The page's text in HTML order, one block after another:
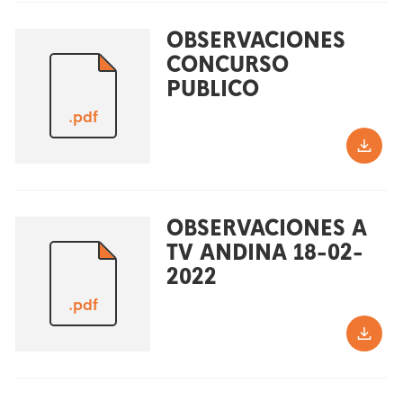
.pdf
OBSERVACIONES
CONCURSO
PUBLICO
.pdf
OBSERVACIONES A
TV ANDINA 18-02-
2022